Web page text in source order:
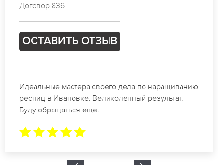
Договор 725
ОСТАВИТЬ ОТЗЫВ
Спасибо огромное. Заказывала наращивание
ресниц в Ивановке для мероприятия. За 2 часа
все было готово.